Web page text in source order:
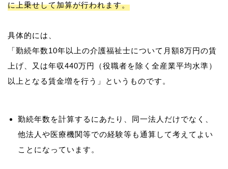
に上乗せして加算が行われます。
具体的には、
「勤続年数10年以上の介護福祉士について月額8万円の賃
上げ、又は年収440万円（役職者を除く全産業平均水準）
勤続年数を計算するにあたり、同一法人だけでなく、
他法人や医療機関等での経験等も通算して考えてよい
ことになっています。